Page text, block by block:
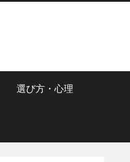
選び方・心理